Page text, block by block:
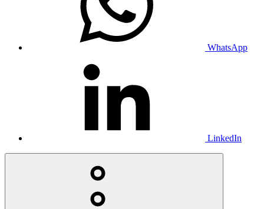
WhatsApp
LinkedIn